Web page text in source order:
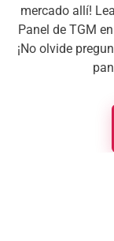
mercado allí!
Panel de TGM
¡No olvide